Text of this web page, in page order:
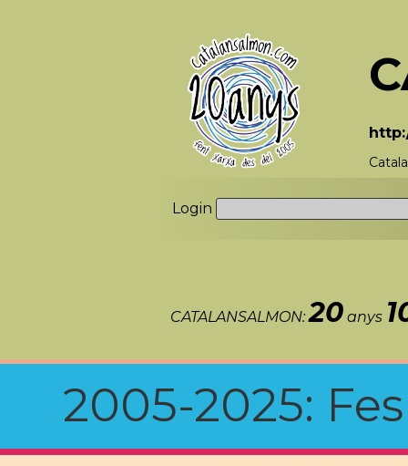
Login
CATALANSALMON:20 anys
2005-2025: